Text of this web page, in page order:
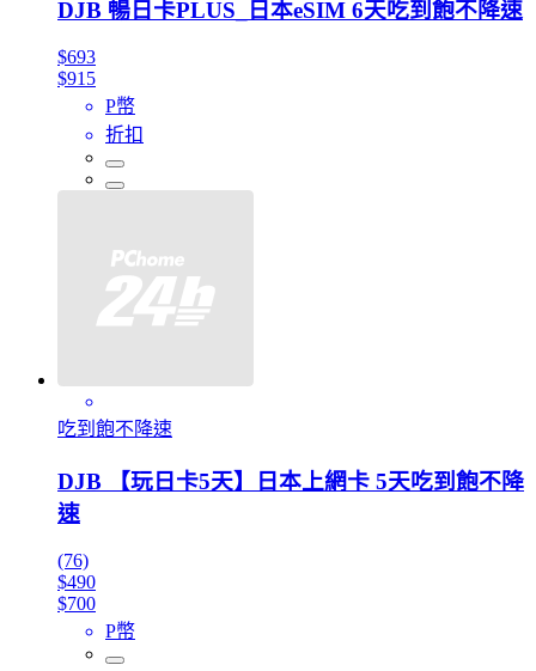
DJB 暢日卡PLUS_日本eSIM 6天吃到飽不降速
$693
$915
P幣
折扣
吃到飽不降速
DJB 【玩日卡5天】日本上網卡 5天吃到飽不降
速
(76)
$490
$700
P幣